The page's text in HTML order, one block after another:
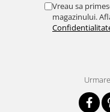
Vreau sa
magazinului.